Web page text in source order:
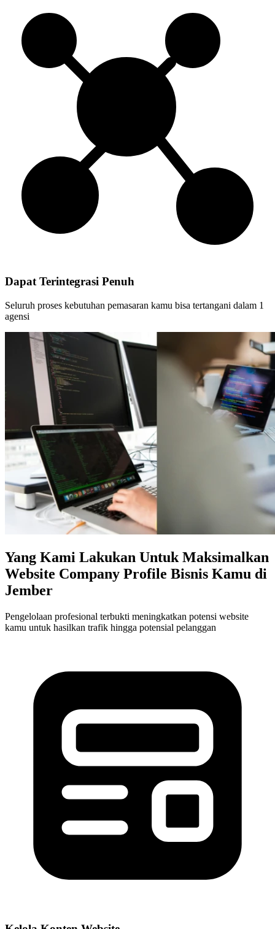
Dapat Terintegrasi Penuh
Seluruh proses kebutuhan pemasaran kamu bisa tertangani dalam 1
agensi
Yang Kami Lakukan Untuk Maksimalkan
Website Company Profile Bisnis Kamu di
Jember
Pengelolaan profesional terbukti meningkatkan potensi website
kamu untuk hasilkan trafik hingga potensial pelanggan